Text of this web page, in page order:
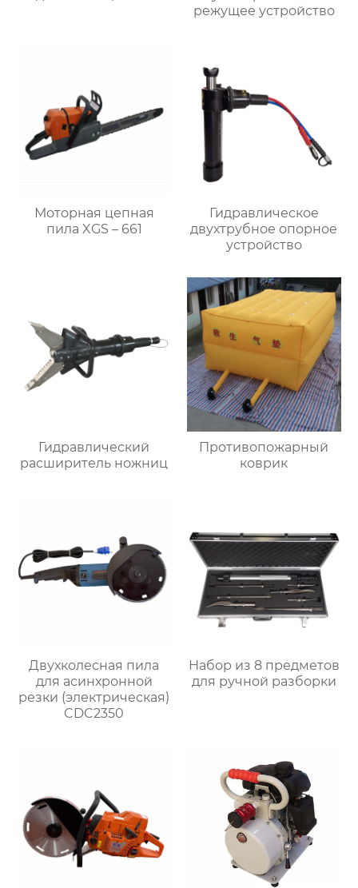
режущее устройство
Моторная цепная
пила XGS – 661
Гидравлическое
двухтрубное опорное
устройство
Гидравлический
расширитель ножниц
Противопожарный
коврик
Двухколесная пила
для асинхронной
резки (электрическая)
CDC2350
Набор из 8 предметов
для ручной разборки